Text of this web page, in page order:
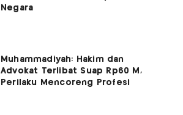
Negara
Muhammadiyah: Hakim dan
Advokat Terlibat Suap Rp60 M,
Perilaku Mencoreng Profesi